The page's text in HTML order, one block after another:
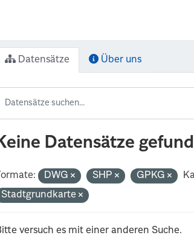
Datensätze Über uns
Datensätze
DWG SHP GPKG
Stadtgrundkarte
versuch es mit einer anderen Suche.